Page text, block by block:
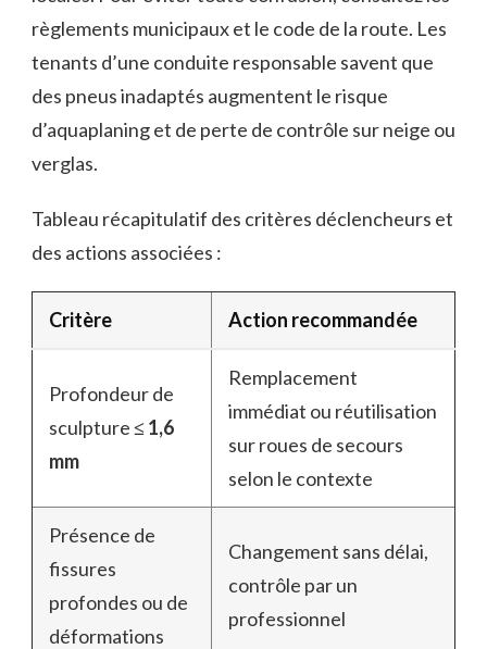
règlements municipaux et le code de la route. Les
tenants d’une conduite responsable savent que
des pneus inadaptés augmentent le risque
d’aquaplaning et de perte de contrôle sur neige ou
verglas.
Tableau récapitulatif des critères déclencheurs et
des actions associées :
Critère Action recommandée
Profondeur de
sculpture≤ 1,6
mm
Remplacement
immédiat ou réutilisation
sur roues de secours
selon le contexte
Présence de
fissures
profondes ou de
déformations
Changement sans délai,
contrôle par un
professionnel